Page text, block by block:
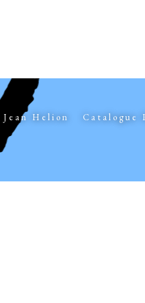
Jean Helion Catalogue